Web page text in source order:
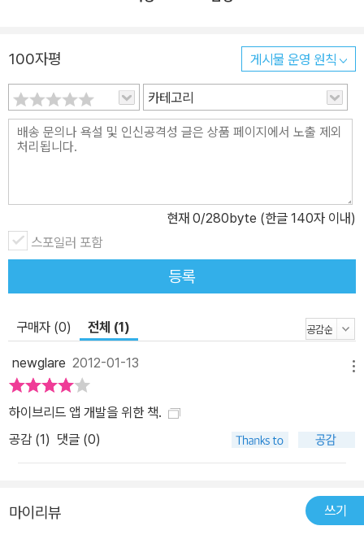
뮬레이터나 디바이스에서 애플리케이션을 컴파일하고 실행하기 - 사
용자 인터페이스 작성하기. 가령 폼 사이로 이동하기, 이벤트 처리하
기, 데이터를 화면에 출력하기, 입력을 캡처하기 등 - HTTP 기반의
자원에 연결하여 클라우드 서비스 이용하기 - 데이터를 로컬 디바이
스에 저장 또는 캐시하여 성능을 높이거나 오프라인으로 사용하기 -
단순하지만 구색을 갖춘 애플리케이션 작성하기 이 책에 쓰인 코드는
에 따라 자유로이 사용할 수 있다. 또한 http://www.multimobiled
evelopment.com/에서도 코드뿐만 아니라 다양한 리소스를 지원
받을 수 있다. 이 책의 구성 이 책은 크게 세 가지 섹션으로 나뉜다. 실
제 제작해볼 두 가지 애플리케이션의 배경 지식을 다루는 소개가 첫
번째고, 두 번째 섹션에서는 안드로이드를, 마지막으로 세 번째 섹션
에서는 iOS를 집중적으로 다룬다. 또한 보너스 장에서 iOS의 Mono
Touch를 다룬다. 각 섹션은 사용하려고 하는 플랫폼의 툴셋을 설치
하는 법부터 시작한다. 설치하기 쉬운 툴셋도 있지만 머뭇거리게 하
는 경우도 있다. 따라서 툴셋 설치 장에서는 설치 도중 겪게 될 ‘아
하!’를 주로 다룬다. 그 다음 이어지는 세 개의 장에서는 “Six Book
marks”라는 애플리케이션을 작성한다. Six Bookmarks는 매우 간
다. 이 애플리케이션의 목적은 멋진 UI를 구현하는 것이 아니다. 일종
의 “매개체”가 되어 이 애플리케이션을 이루는 각 구성요소가 어떤
100자평 게시물 운영 원칙
카테고리
현재 0/280byte (한글 140자 이내)
스포일러 포함
등록
구매자 (0) 전체 (1)
newglare 2012-01-13
하이브리드 앱 개발을 위한 책.
공감 (1) 댓글 (0)
마이리뷰 쓰기